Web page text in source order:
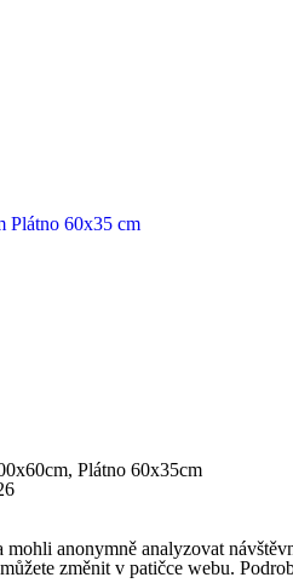
Plátno 60x35 cm
Plátno 60x35cm
anonymně analyzovat
změnit v patičce webu.